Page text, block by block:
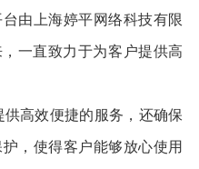
由上海婷平网络科技有限
一直致力于为客户提供高
高效便捷的服务，还确保
，使得客户能够放心使用